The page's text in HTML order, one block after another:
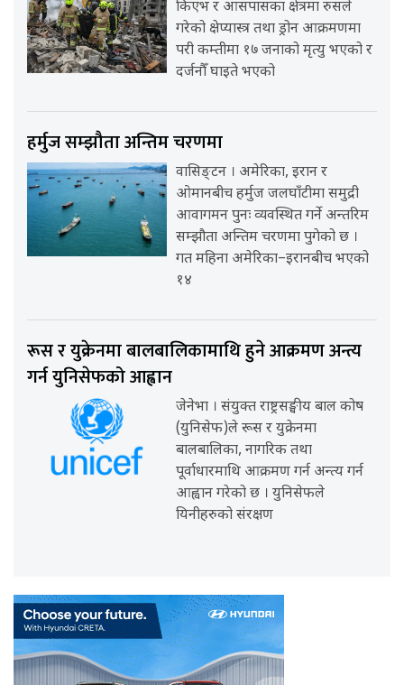
किएभ र आसपासका क्षेत्रमा रुसले
गरेको क्षेप्यास्त्र तथा ड्रोन आक्रमणमा
परी कम्तीमा १७ जनाको मृत्यु भएको र
दर्जनौँ घाइते भएको
हर्मुज सम्झौता अन्तिम चरणमा
वासिङ्टन । अमेरिका, इरान र
ओमानबीच हर्मुज जलघाँटीमा समुद्री
आवागमन पुनः व्यवस्थित गर्ने अन्तरिम
सम्झौता अन्तिम चरणमा पुगेको छ ।
गत महिना अमेरिका–इरानबीच भएको
१४
रूस र युक्रेनमा बालबालिकामाथि हुने आक्रमण अन्त्य
गर्न युनिसेफको आह्वान
जेनेभा । संयुक्त राष्ट्रसङ्घीय बाल कोष
(युनिसेफ)ले रूस र युक्रेनमा
बालबालिका, नागरिक तथा
पूर्वाधारमाथि आक्रमण गर्न अन्त्य गर्न
आह्वान गरेको छ । युनिसेफले
यिनीहरुको संरक्षण